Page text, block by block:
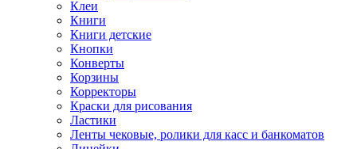
Клеи
Книги
Книги детские
Кнопки
Конверты
Корзины
Корректоры
Краски для рисования
Ластики
Ленты чековые, ролики для касс и банкоматов